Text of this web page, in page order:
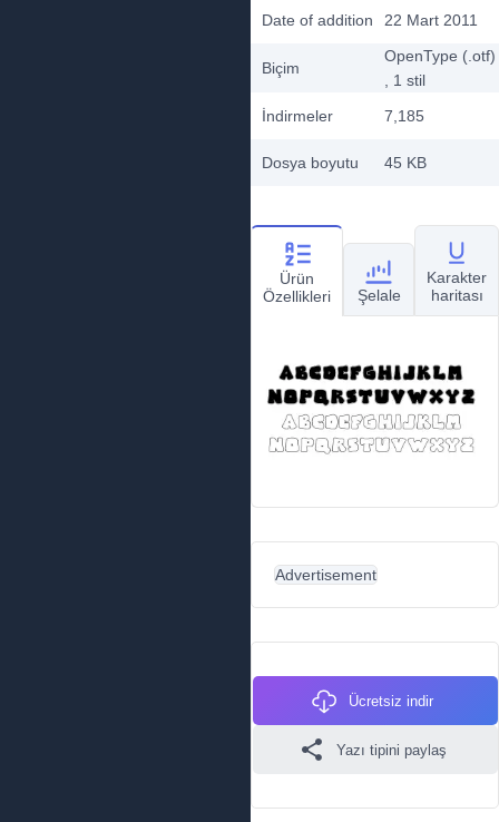
Date of addition
22 Mart 2011
Biçim
OpenType (.otf)
, 1 stil
İndirmeler
7,185
Dosya boyutu 45 KB
Ürün
Özellikleri
Şelale
Karakter
haritası
Advertisement
Ücretsiz indir
Yazı tipini paylaş